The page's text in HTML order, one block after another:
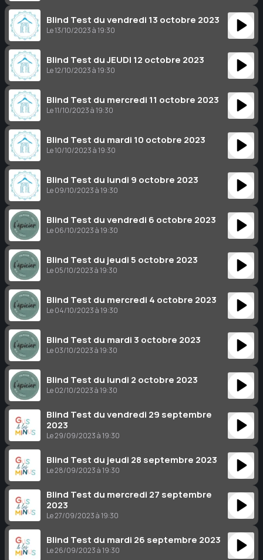
Blind Test du vendredi 13 octobre 2023
Le 13/10/2023 à 19:30
Blind Test du JEUDI 12 octobre 2023
Le 12/10/2023 à 19:30
Blind Test du mercredi 11 octobre 2023
Le 11/10/2023 à 19:30
Blind Test du mardi 10 octobre 2023
Le 10/10/2023 à 19:30
Blind Test du lundi 9 octobre 2023
Le 09/10/2023 à 19:30
Blind Test du vendredi 6 octobre 2023
Le 06/10/2023 à 19:30
Blind Test du jeudi 5 octobre 2023
Le 05/10/2023 à 19:30
Blind Test du mercredi 4 octobre 2023
Le 04/10/2023 à 19:30
Blind Test du mardi 3 octobre 2023
Le 03/10/2023 à 19:30
Blind Test du lundi 2 octobre 2023
Le 02/10/2023 à 19:30
Blind Test du vendredi 29 septembre
2023
Le 29/09/2023 à 19:30
Blind Test du jeudi 28 septembre 2023
Le 28/09/2023 à 19:30
Blind Test du mercredi 27 septembre
2023
Le 27/09/2023 à 19:30
Blind Test du mardi 26 septembre 2023
Le 26/09/2023 à 19:30